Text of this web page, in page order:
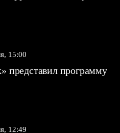
15:00
представил программу
12:49